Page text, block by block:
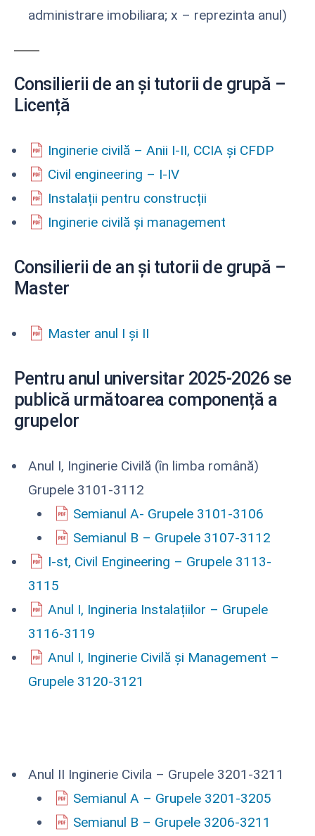
administrare imobiliara; x – reprezinta anul)
Consilierii de an și tutorii de grupă –
Licență
Inginerie civilă – Anii I-II, CCIA și CFDP
Civil engineering – I-IV
Instalații pentru construcții
Inginerie civilă și management
Consilierii de an și tutorii de grupă –
Master
Master anul I și II
Pentru anul universitar 2025-2026 se
publică următoarea componență a
grupelor
Anul I, Inginerie Civilă (în limba română)
Grupele 3101-3112
Semianul A- Grupele 3101-3106
Semianul B – Grupele 3107-3112
I-st, Civil Engineering – Grupele 3113-
3115
Anul I, Ingineria Instalațiilor – Grupele
3116-3119
Anul I, Inginerie Civilă și Management –
Grupele 3120-3121
Anul II Inginerie Civila – Grupele 3201-3211
Semianul A – Grupele 3201-3205
Semianul B – Grupele 3206-3211